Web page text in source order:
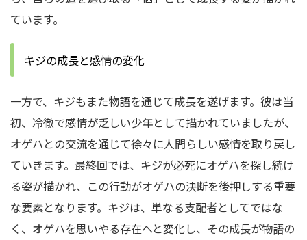
ています。
キジの成長と感情の変化
一方で、キジもまた物語を通じて成長を遂げます。彼は当
初、冷徹で感情が乏しい少年として描かれていましたが、
オゲハとの交流を通じて徐々に人間らしい感情を取り戻し
ていきます。最終回では、キジが必死にオゲハを探し続け
る姿が描かれ、この行動がオゲハの決断を後押しする重要
な要素となります。キジは、単なる支配者としてではな
く、オゲハを思いやる存在へと変化し、その成長が物語の